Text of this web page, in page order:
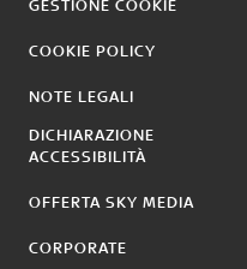
GESTIONE COOKIE
COOKIE POLICY
NOTE LEGALI
DICHIARAZIONE
ACCESSIBILITÀ
OFFERTA SKY MEDIA
CORPORATE